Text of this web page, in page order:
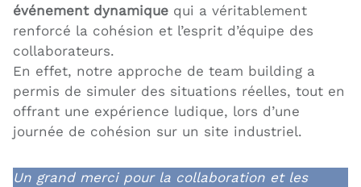
événement dynamique qui a véritablement
renforcé la cohésion et l’esprit d’équipe des
collaborateurs.
En effet, notre approche de team building a
permis de simuler des situations réelles, tout en
offrant une expérience ludique, lors d’une
journée de cohésion sur un site industriel.
Un grand merci pour la collaboration et les